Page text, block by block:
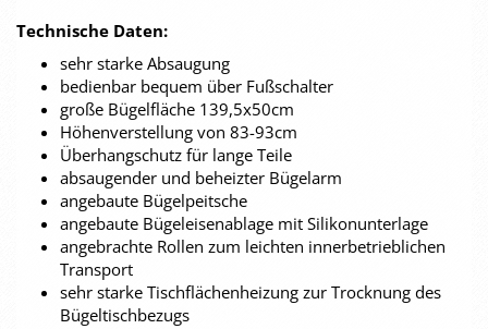
Technische Daten:
sehr starke Absaugung
bedienbar bequem über Fußschalter
große Bügelfläche 139,5x50cm
Höhenverstellung von 83-93cm
Überhangschutz für lange Teile
absaugender und beheizter Bügelarm
angebaute Bügelpeitsche
angebaute Bügeleisenablage mit Silikonunterlage
angebrachte Rollen zum leichten innerbetrieblichen
Transport
sehr starke Tischflächenheizung zur Trocknung des
Bügeltischbezugs